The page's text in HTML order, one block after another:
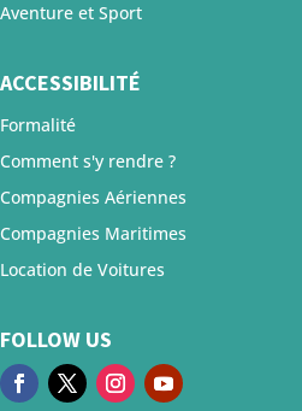
Aventure et Sport
ACCESSIBILITÉ
Formalité
Comment s'y rendre ?
Compagnies Aériennes
Compagnies Maritimes
Location de Voitures
FOLLOW US